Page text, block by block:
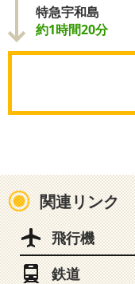
特急宇和島
約1時間20分
関連リンク
飛行機
鉄道